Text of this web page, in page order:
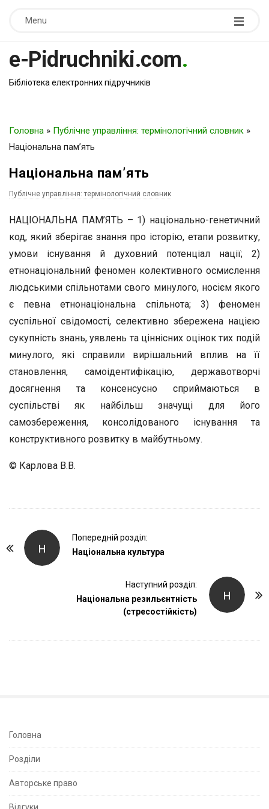
Menu
e-Pidruchniki.com.
Бібліотека електронних підручників
Головна » Публічне управління: термінологічний словник »
Національна пам’ять
Національна пам’ять
Публічне управління: термінологічний словник
НАЦІОНАЛЬНА ПАМ’ЯТЬ – 1) національно-генетичний
код, який зберігає знання про історію, етапи розвитку,
умови існування й духовний потенціал нації; 2)
етнонаціональний феномен колективного осмислення
людськими спільнотами свого минулого, носієм якого
є певна етнонаціональна спільнота; 3) феномен
суспільної свідомості, селективно збережена нацією
сукупність знань, уявлень та ціннісних оцінок тих подій
минулого, які справили вирішальний вплив на її
становлення, самоідентифікацію, державотворчі
досягнення та консенсусно сприймаються в
суспільстві як найбільш значущі для його
самозбереження, консолідованого існування та
конструктивного розвитку в майбутньому.
© Карлова В.В.
Н
Попередній розділ:
Національна культура
Н
Наступний розділ:
Національна резильєнтність
(стресостійкість)
S
e
S
Головна
Розділи
Авторське право